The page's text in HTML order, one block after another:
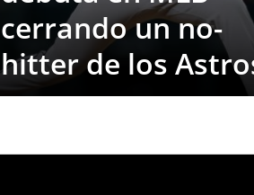
cerrando un no-
hitter de los